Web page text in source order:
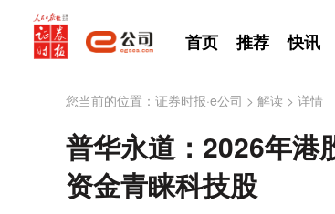
首页 推荐 快讯
您当前的位置： 证券时报·e公司 > 解读 > 详情
普华永道：2026年港
资金青睐科技股